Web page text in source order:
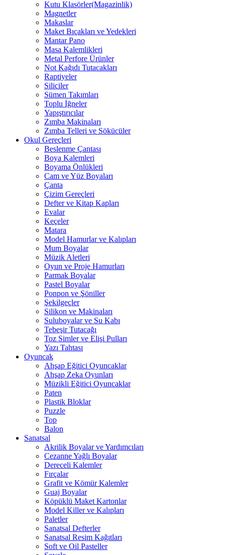
Kutu Klasörler(Magazinlik)
Magnetler
Makaslar
Maket Bıçakları ve Yedekleri
Mantar Pano
Masa Kalemlikleri
Metal Perfore Ürünler
Not Kağıdı Tutacakları
Raptiyeler
Siliciler
Sümen Takımları
Toplu İğneler
Yapıştırıcılar
Zımba Makinaları
Zımba Telleri ve Sökücüler
Okul Gereçleri
Beslenme Çantası
Boya Kalemleri
Boyama Önlükleri
Cam ve Yüz Boyaları
Çanta
Çizim Gereçleri
Defter ve Kitap Kapları
Evalar
Keçeler
Matara
Model Hamurlar ve Kalıpları
Mum Boyalar
Müzik Aletleri
Oyun ve Proje Hamurları
Parmak Boyalar
Pastel Boyalar
Ponpon ve Şöniller
Şekilgeçler
Silikon ve Makinaları
Suluboyalar ve Su Kabı
Tebeşir Tutacağı
Toz Simler ve Elişi Pulları
Yazı Tahtası
Oyuncak
Ahşap Eğitici Oyuncaklar
Ahşap Zeka Oyunları
Müzikli Eğitici Oyuncaklar
Paten
Plastik Bloklar
Puzzle
Top
Balon
Sanatsal
Akrilik Boyalar ve Yardımcıları
Cezanne Yağlı Boyalar
Dereceli Kalemler
Fırçalar
Grafit ve Kömür Kalemler
Guaj Boyalar
Köpüklü Maket Kartonlar
Model Killer ve Kalıpları
Paletler
Sanatsal Defterler
Sanatsal Resim Kağıtları
Soft ve Oil Pasteller